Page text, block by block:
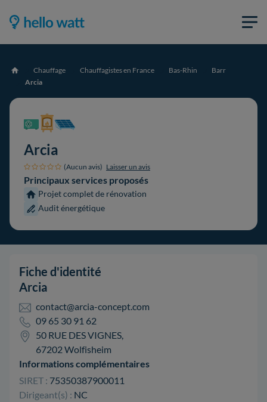
Accueil Chauffage Chauffagistes en France Bas-Rhin
Barr
Arcia
Arcia
(Aucun avis) Laisser un avis
Principaux services proposés
Projet complet de rénovation
Audit énergétique
Fiche d'identité
Arcia
contact@arcia-concept.com
09 65 30 91 62
50 RUE DES VIGNES,
67202 Wolfisheim
Informations complémentaires
SIRET : 75350387900011
Dirigeant(s) : NC